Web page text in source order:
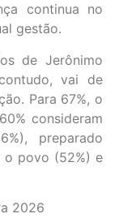
continua no
gestão.
de Jerônimo
vai de
Para 67%, o
consideram
preparado
o povo (52%) e
2026